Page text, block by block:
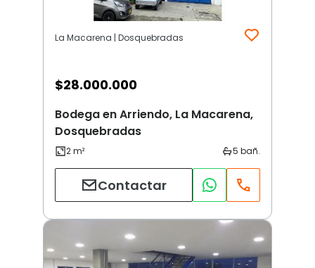
La Macarena | Dosquebradas
$28.000.000
Bodega en Arriendo, La Macarena,
Dosquebradas
Contactar